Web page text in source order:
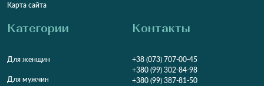
Карта сайта
Категории
Для женщин
Для мужчин
Контакты
+38 (073) 707-00-45
+380 (99) 302-84-98
+380 (99) 387-81-50